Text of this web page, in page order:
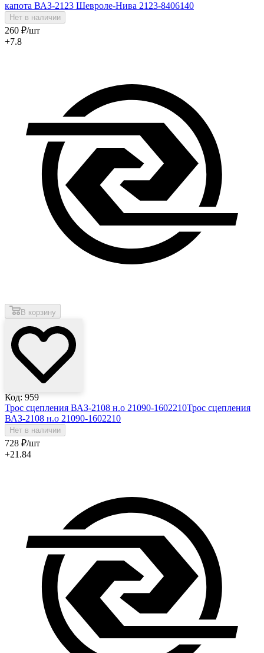
капота ВАЗ-2123 Шевроле-Нива 2123-8406140
Нет в наличии
260 ₽/шт
+7.8
В корзину
Код: 959
Трос сцепления ВАЗ-2108 н.о 21090-1602210Трос сцепления
ВАЗ-2108 н.о 21090-1602210
Нет в наличии
728 ₽/шт
+21.84